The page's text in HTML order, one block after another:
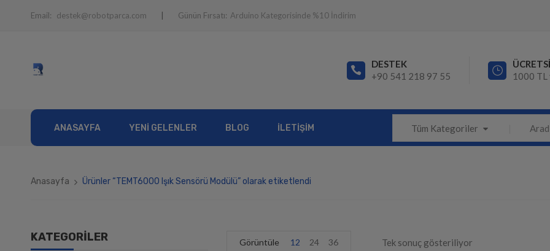
Email: destek@robotparca.com Günün Fırsatı: Arduino Kategorisinde %10 İndirim
DESTEK
+90 541 218 97 55
1000 TL
ANASAYFA YENI GELENLER BLOG İLETIŞIM Tüm Kategoriler
Anasayfa Ürünler “TEMT6000 Işık Sensörü Modülü” olarak etiketlendi
KATEGORILER Tek sonuç gösteriliyor
Görüntüle 12 24 36